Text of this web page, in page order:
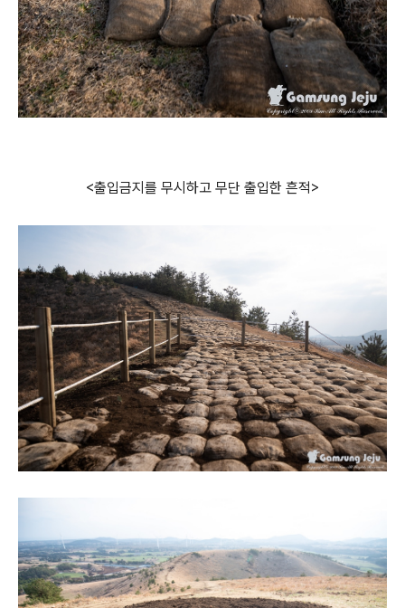
<출입금지를 무시하고 무단 출입한 흔적>